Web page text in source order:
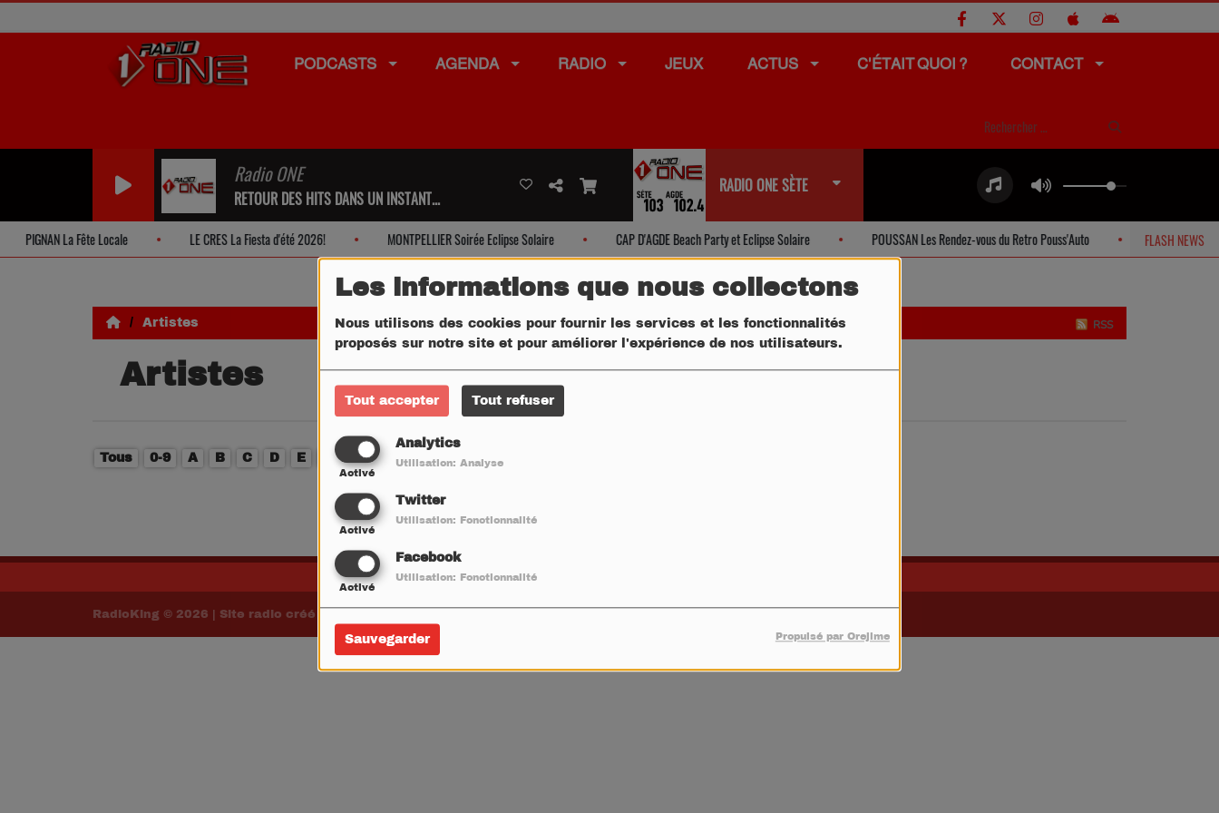
Les informations que nous collectons
Nous utilisons des cookies pour fournir les services et les fonctionnalités
proposés sur notre site et pour améliorer l'expérience de nos utilisateurs.
Tout accepter Tout refuser
Analytics
Activé
Utilisation: Analyse
Twitter
Activé
Utilisation: Fonctionnalité
Facebook
Activé
Utilisation: Fonctionnalité
Sauvegarder Propulsé par Orejime
PODCASTS AGENDA RADIO JEUX ACTUS C'ÉTAIT QUOI ? CONTACT
Radio ONE
RETOUR DES HITS DANS UN INSTANT...
RADIO ONE SÈTE
FLASH NEWS
PIGNAN La Fête Locale LE CRES La Fiesta d'été 2026! MONTPELLIER Soirée Eclipse Solaire CAP D'AGDE Beach Party et Eclipse Solaire POUSSAN Les Rendez-vous du Retro Pouss'Auto SETE Offres
Artistes
Artistes
RSS
Tous 0-9 A B C D E G H I J K L
RadioKing © 2026 | Site radio créé avec